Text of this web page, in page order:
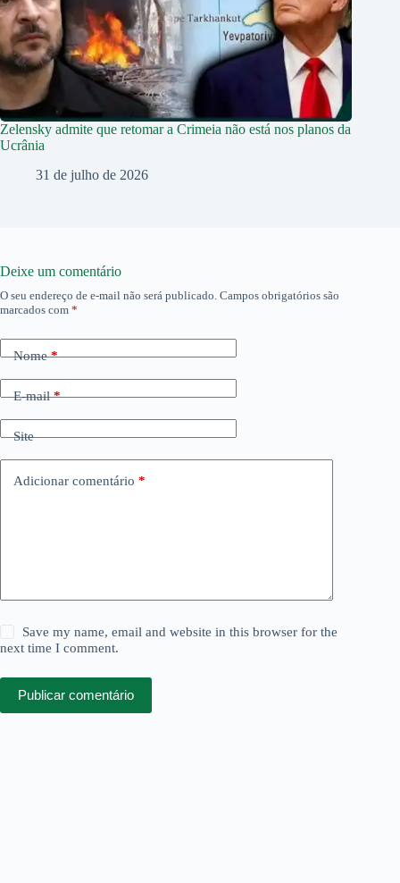
Zelensky admite que retomar a Crimeia não está nos planos da
Ucrânia
31 de julho de 2026
Deixe um comentário
O seu endereço de e-mail não será publicado. Campos obrigatórios são
marcados com *
Nome*
E-mail*
Site
Adicionar comentário *
Save my name, email and website in this browser for the
next time I comment.
Publicar comentário